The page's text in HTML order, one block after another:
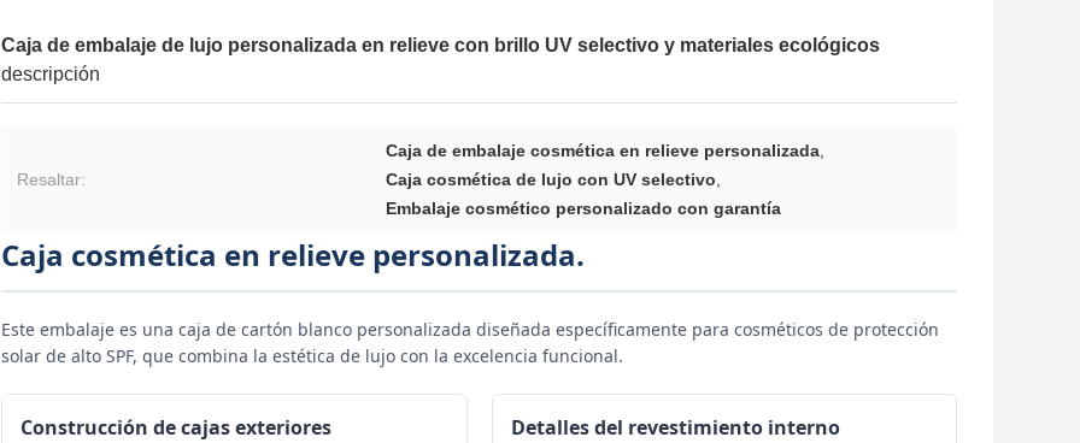
Caja de embalaje de lujo personalizada en relieve con brillo UV selectivo y materiales ecológicos
descripción
Resaltar:
Caja de embalaje cosmética en relieve personalizada,
Caja cosmética de lujo con UV selectivo,
Embalaje cosmético personalizado con garantía
Caja cosmética en relieve personalizada.
Este embalaje es una caja de cartón blanco personalizada diseñada específicamente para cosméticos de protección
solar de alto SPF, que combina la estética de lujo con la excelencia funcional.
Construcción de cajas exteriores Detalles del revestimiento interno